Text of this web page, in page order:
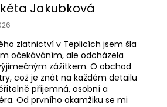
Jakubková
obchodu je 5 z 5 hvězdiček.
zlatnictví v Teplicích jsem šla
očekáváním, ale odcházela
zážitkem. O obchod
což je znát na každém detailu
příjemná, osobní a
Od prvního okamžiku se mi